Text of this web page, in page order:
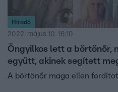
Híradó
2022. május 10. 16:10
Öngyilkos lett a börtönőr,
együtt, akinek segített
A börtönőr maga ellen